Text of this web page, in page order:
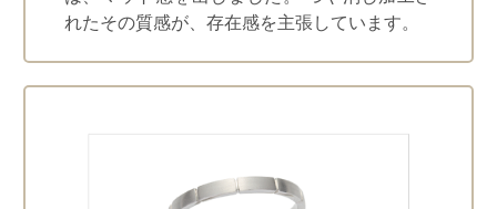
れたその質感が、存在感を主張しています。